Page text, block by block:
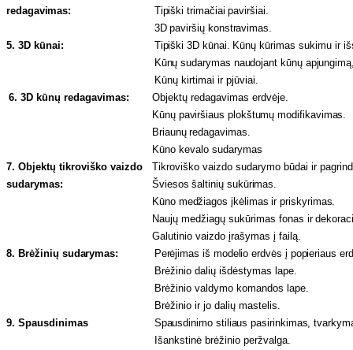
redagavimas:
Tipiški trimačiai paviršiai.
3D paviršių konstravimas.
5. 3D kūnai:
Tipiški 3D kūnai. Kūnų kūrimas sukimu ir
Kūnų sudarymas naudojant kūnų
Kūnų kirtimai ir pjūviai.
6. 3D kūnųredagavimas:
Objektų redagavimas erdvėje.
Kūnų paviršiaus plokštumų modifikavimas.
Briaunų redagavimas.
Kūno kevalo sudarymas
7. Objektų tikroviško vaizdo
sudarymas:
Tikroviško vaizdo sudarymo būdai ir
Šviesos šaltinių sukūrimas.
Kūno medžiagos įkėlimas ir priskyrimas.
Naujų medžiagų sukūrimas fonas ir
Galutinio vaizdo įrašymas į failą.
8. Brėžinių sudarymas: Perėjimas iš modelio erdvės į popieriaus
Brėžinio dalių išdėstymas lape.
Brėžinio valdymo komandos lape.
Brėžinio ir jo dalių mastelis.
9. Spausdinimas
Spausdinimo stiliaus pasirinkimas,
Išankstinė brėžinio peržvalga.